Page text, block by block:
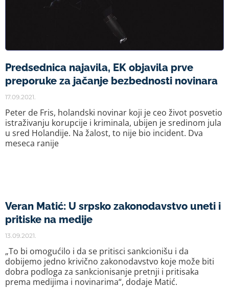
Predsednica najavila, EK objavila prve
preporuke za jačanje bezbednosti novinara
17.09.2021.
Peter de Fris, holandski novinar koji je ceo život posvetio
istraživanju korupcije i kriminala, ubijen je sredinom jula
u sred Holandije. Na žalost, to nije bio incident. Dva
meseca ranije
Veran Matić: U srpsko zakonodavstvo uneti i
pritiske na medije
13.09.2021.
„To bi omogućilo i da se pritisci sankcionišu i da
dobijemo jedno krivično zakonodavstvo koje može biti
dobra podloga za sankcionisanje pretnji i pritisaka
prema medijima i novinarima“, dodaje Matić.